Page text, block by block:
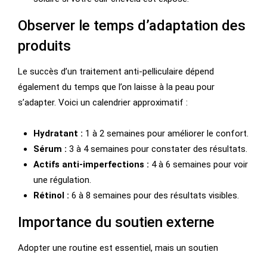
Observer le temps d’adaptation des
produits
Le succès d’un traitement anti-pelliculaire dépend
également du temps que l’on laisse à la peau pour
s’adapter. Voici un calendrier approximatif :
Hydratant : 1 à 2 semaines pour améliorer le confort.
Sérum : 3 à 4 semaines pour constater des résultats.
Actifs anti-imperfections : 4 à 6 semaines pour voir
une régulation.
Rétinol : 6 à 8 semaines pour des résultats visibles.
Importance du soutien externe
Adopter une routine est essentiel, mais un soutien